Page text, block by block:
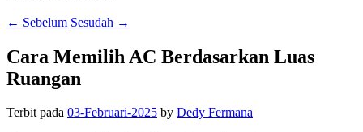
← Sebelum Sesudah →
Cara Memilih AC Berdasarkan Luas
Ruangan
Terbit pada 03-Februari-2025 by Dedy Fermana